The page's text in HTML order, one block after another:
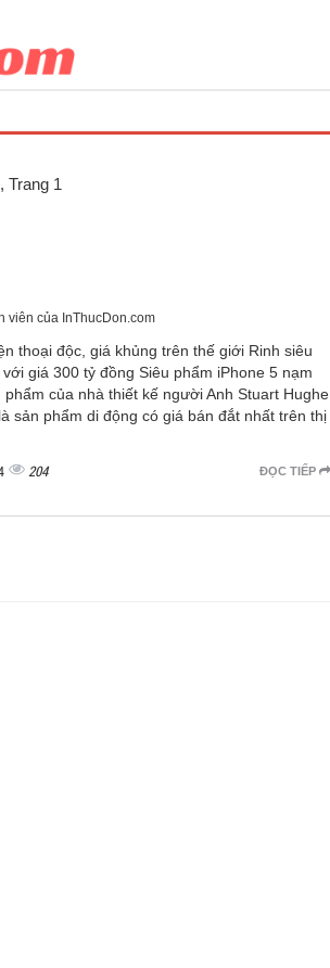
, Trang 1
viên của InThucDon.com
thoại độc, giá khủng trên thế giới Rinh siêu
giá 300 tỷ đồng Siêu phẩm iPhone 5 nạm
của nhà thiết kế người Anh Stuart Hughe
sản phẩm di động có giá bán đắt nhất trên thị
ĐỌC TIẾP
204